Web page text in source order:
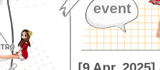
event